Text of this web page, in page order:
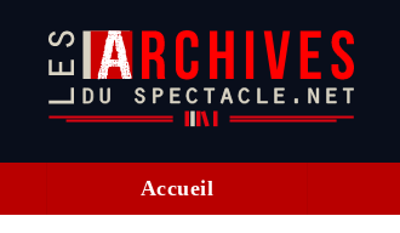
Accueil